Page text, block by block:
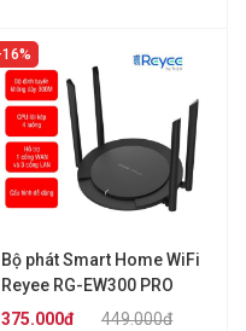
16%
Bộ phát Smart Home WiFi
Reyee RG-EW300 PRO
449.000đ
375.000đ